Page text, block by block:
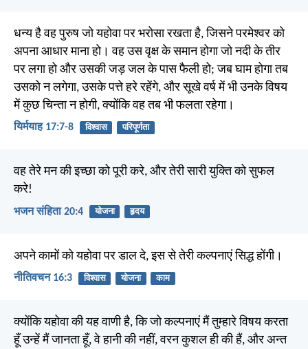
धन्य है वह पुरुष जो यहोवा पर भरोसा रखता है, जिसने परमेश्वर को
अपना आधार माना हो। वह उस वृक्ष के समान होगा जो नदी के तीर
पर लगा हो और उसकी जड़ जल के पास फैली हो; जब घाम होगा तब
उसको न लगेगा, उसके पत्ते हरे रहेंगे, और सूखे वर्ष में भी उनके विषय
में कुछ चिन्ता न होगी, क्योंकि वह तब भी फलता रहेगा।
यिर्मयाह 17:7-8 विश्वास परिपूर्णता
वह तेरे मन की इच्छा को पूरी करे, और तेरी सारी युक्ति को सुफल
करे!
भजन संहिता 20:4 योजना हृदय
अपने कामों को यहोवा पर डाल दे, इस से तेरी कल्पनाएं सिद्ध होंगी।
नीतिवचन 16:3 विश्वास योजना काम
क्योंकि यहोवा की यह वाणी है, कि जो कल्पनाएं मैं तुम्हारे विषय करता
हूँ उन्हें मैं जानता हूँ, वे हानी की नहीं, वरन कुशल ही की हैं, और अन्त